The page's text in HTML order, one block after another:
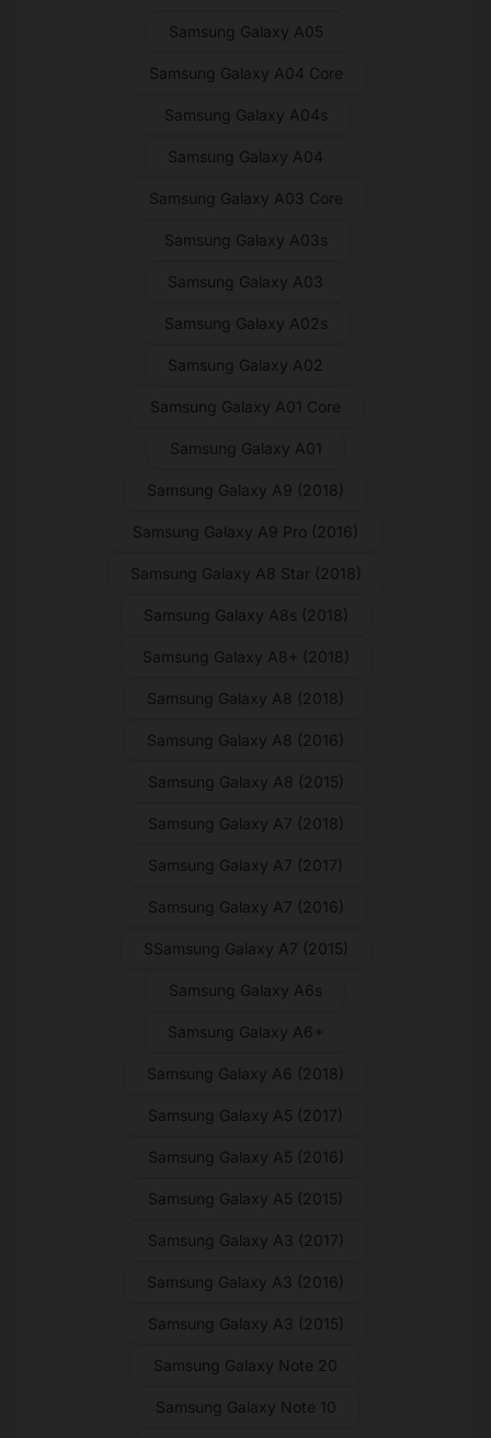
Samsung Galaxy A05
Samsung Galaxy A04 Core
Samsung Galaxy A04s
Samsung Galaxy A04
Samsung Galaxy A03 Core
Samsung Galaxy A03s
Samsung Galaxy A03
Samsung Galaxy A02s
Samsung Galaxy A02
Samsung Galaxy A01 Core
Samsung Galaxy A01
Samsung Galaxy A9 (2018)
Samsung Galaxy A9 Pro (2016)
Samsung Galaxy A8 Star (2018)
Samsung Galaxy A8s (2018)
Samsung Galaxy A8+ (2018)
Samsung Galaxy A8 (2018)
Samsung Galaxy A8 (2016)
Samsung Galaxy A8 (2015)
Samsung Galaxy A7 (2018)
Samsung Galaxy A7 (2017)
Samsung Galaxy A7 (2016)
SSamsung Galaxy A7 (2015)
Samsung Galaxy A6s
Samsung Galaxy A6+
Samsung Galaxy A6 (2018)
Samsung Galaxy A5 (2017)
Samsung Galaxy A5 (2016)
Samsung Galaxy A5 (2015)
Samsung Galaxy A3 (2017)
Samsung Galaxy A3 (2016)
Samsung Galaxy A3 (2015)
Samsung Galaxy Note 20
Samsung Galaxy Note 10